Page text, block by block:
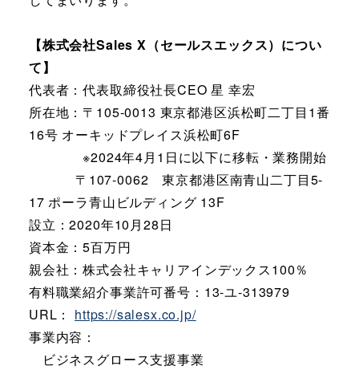
【株式会社Sales X（セールスエックス）につい
て】
代表者：代表取締役社長CEO 星 幸宏
所在地：〒105-0013 東京都港区浜松町二丁目1番
16号 オーキッドプレイス浜松町6F
※2024年4月1日に以下に移転・業務開始
〒107-0062 東京都港区南青山二丁目5-
17 ポーラ青山ビルディング 13F
設立：2020年10月28日
資本金：5百万円
親会社：株式会社キャリアインデックス100％
有料職業紹介事業許可番号：13-ユ-313979
URL： https://salesx.co.jp/
事業内容：
ビジネスグロース支援事業